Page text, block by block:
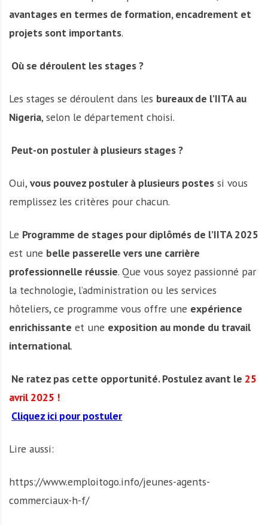
avantages en termes de formation, encadrement et
projets sont importants.
Où se déroulent les stages ?
Les stages se déroulent dans les bureaux de l’IITA au
Nigeria, selon le département choisi.
Peut-on postuler à plusieurs stages ?
Oui, vous pouvez postuler à plusieurs postes si vous
remplissez les critères pour chacun.
Le Programme de stages pour diplômés de l’IITA 2025
est une belle passerelle vers une carrière
professionnelle réussie. Que vous soyez passionné par
la technologie, l’administration ou les services
hôteliers, ce programme vous offre une expérience
enrichissante et une exposition au monde du travail
international.
Ne ratez pas cette opportunité. Postulez avant le 25
avril 2025 !
Cliquez ici pour postuler
Lire aussi:
https://www.emploitogo.info/jeunes-agents-
commerciaux-h-f/